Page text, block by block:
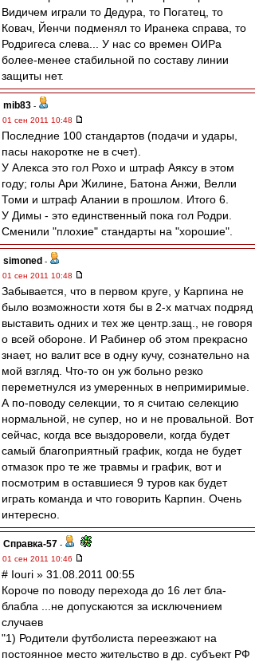
Видичем играли то Дедура, то Погатец, то
Ковач, Йенчи подменял то Иранека справа, то
Родригеса слева... У нас со времен ОИРа
более-менее стабильной по составу линии
защиты нет.
mib83 -
01 сен 2011 10:48
Последние 100 стандартов (подачи и удары,
пасы накоротке не в счет).
У Алекса это гол Рохо и штраф Аяксу в этом
году; голы Ари Жилине, Батона Анжи, Велли
Томи и штраф Алании в прошлом. Итого 6.
У Димы - это единственный пока гол Родри.
Сменили "плохие" стандарты на "хорошие".
simoned -
01 сен 2011 10:48
Забывается, что в первом круге, у Карпина не
было возможности хотя бы в 2-х матчах подряд
выставить одних и тех же центр.защ., не говоря
о всей обороне. И Рабинер об этом прекрасно
знает, но валит все в одну кучу, сознательно на
мой взгляд. Что-то он уж больно резко
переметнулся из умеренных в непримиримые.
А по-поводу селекции, то я считаю селекцию
нормальной, не супер, но и не провальной. Вот
сейчас, когда все выздоровели, когда будет
самый благоприятный график, когда не будет
отмазок про те же травмы и график, вот и
посмотрим в оставшиеся 9 туров как будет
играть команда и что говорить Карпин. Очень
интересно.
Справка-57 -
01 сен 2011 10:46
# Iouri » 31.08.2011 00:55
Короче по поводу перехода до 16 лет бла-
блабла ...не допускаются за исключением
случаев
"1) Родители футболиста переезжают на
постоянное место жительство в др. субъект РФ